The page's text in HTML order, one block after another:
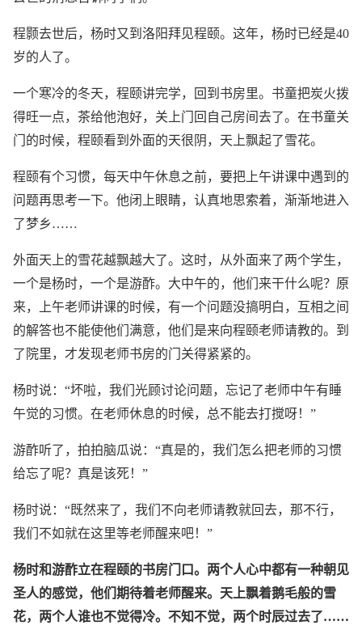
程颢去世后，杨时又到洛阳拜见程颐。这年，杨时已经是40
岁的人了。
一个寒冷的冬天，程颐讲完学，回到书房里。书童把炭火拨
得旺一点，茶给他泡好，关上门回自己房间去了。在书童关
门的时候，程颐看到外面的天很阴，天上飘起了雪花。
程颐有个习惯，每天中午休息之前，要把上午讲课中遇到的
问题再思考一下。他闭上眼睛，认真地思索着，渐渐地进入
了梦乡……
外面天上的雪花越飘越大了。这时，从外面来了两个学生，
一个是杨时，一个是游酢。大中午的，他们来干什么呢？原
来，上午老师讲课的时候，有一个问题没搞明白，互相之间
的解答也不能使他们满意，他们是来向程颐老师请教的。到
了院里，才发现老师书房的门关得紧紧的。
杨时说：“坏啦，我们光顾讨论问题，忘记了老师中午有睡
午觉的习惯。在老师休息的时候，总不能去打搅呀！”
游酢听了，拍拍脑瓜说：“真是的，我们怎么把老师的习惯
给忘了呢？真是该死！”
杨时说：“既然来了，我们不向老师请教就回去，那不行，
我们不如就在这里等老师醒来吧！”
杨时和游酢立在程颐的书房门口。两个人心中都有一种朝见
圣人的感觉，他们期待着老师醒来。天上飘着鹅毛般的雪
花，两个人谁也不觉得冷。不知不觉，两个时辰过去了……